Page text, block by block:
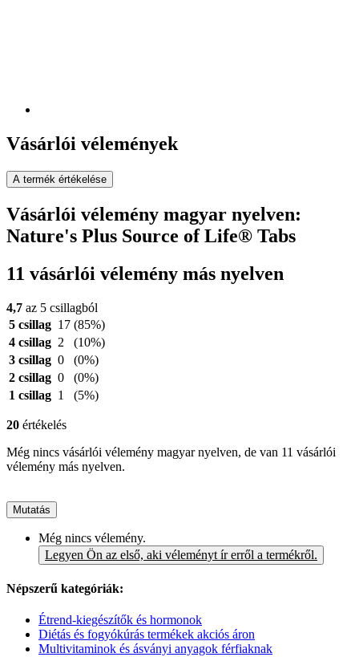
Vásárlói vélemények
A termék értékelése
Vásárlói vélemény magyar nyelven:
Nature's Plus Source of Life® Tabs
11 vásárlói vélemény más nyelven
4,7 az 5 csillagból
5 csillag 17 (85%)
4 csillag 2
(10%)
3 csillag 0
(0%)
2 csillag 0
(0%)
1 csillag 1 (5%)
20 értékelés
Még nincs vásárlói vélemény magyar nyelven, de van 11 vásárlói
vélemény más nyelven.
Mutatás
Még nincs vélemény.
Legyen Ön az első, aki véleményt ír erről a termékről.
Népszerű kategóriák:
Étrend-kiegészítők és hormonok
Diétás és fogyókúrás termékek akciós áron
Multivitaminok és ásványi anyagok férfiaknak